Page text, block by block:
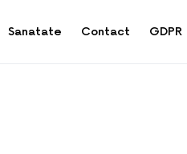
Sanatate Contact GDPR